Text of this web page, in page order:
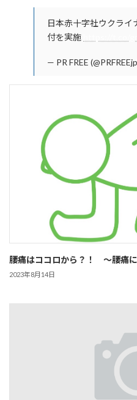
日本赤十字社ウクライ
付を実施
— PR FREE
腰痛はココロから？！ ～腰痛
2023年8月14日